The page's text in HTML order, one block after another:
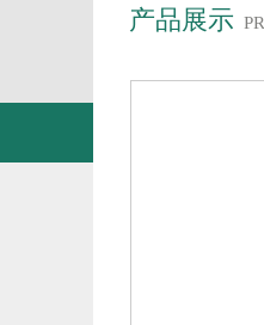
产品展示